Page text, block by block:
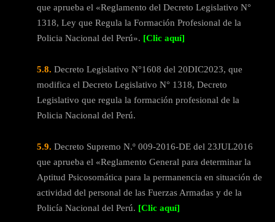
que aprueba el «Reglamento del Decreto Legislativo N°
1318, Ley que Regula la Formación Profesional de la
Policia Nacional del Perú». [Clic aquí]
5.8. Decreto Legislativo N°1608 del 20DIC2023, que
modifica el Decreto Legislativo N° 1318, Decreto
Legislativo que regula la formación profesional de la
Policia Nacional del Perú.
5.9. Decreto Supremo N.º 009-2016-DE del 23JUL2016
que aprueba el «Reglamento General para determinar la
Aptitud Psicosomática para la permanencia en situación de
actividad del personal de las Fuerzas Armadas y de la
Policía Nacional del Perú. [Clic aquí]